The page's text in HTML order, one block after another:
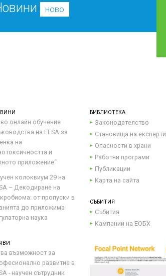
ново
онлайн обучение
на ЕFSA за
на
и
приложение“
колоквиум 29 на
– Декодиране на
от пропуски в
до приложима
наука
възможност за
развитие в
- научен сътрудник
БИБЛИОТЕКА
Законодателство
Становища на експерти
Опасности в храни
Работни програми
Публикации
Карта на сайта
СЪБИТИЯ
Събития
Кампании на ЕОБХ